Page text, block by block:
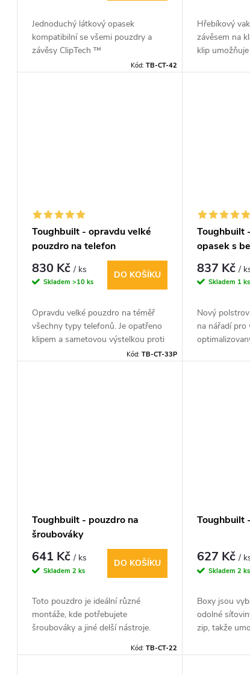
Jednoduchý látkový opasek
kompatibilní se všemi pouzdry a
závěsy ClipTech ™
Kód:TB-CT-42
Hřebíkový
závěsem na
klip
odpojit,
Toughbuilt - opravdu velké
pouzdro na telefon
830 Kč/ ks
Skladem >10 ks
DO KOŠÍKU
Opravdu velké pouzdro na téměř
všechny typy telefonů. Je opatřeno
klipem a sametovou výstelkou proti
Kód:TB-CT-33P
Toughbuilt
opasek s
837 Kč/
Skladem 1 ks
Nový
na nářadí pro
pouzdra s
Toughbuilt - pouzdro na
šroubováky
641 Kč/ ks
Skladem 2 ks
DO KOŠÍKU
Toto pouzdro je ideální různé
montáže, kde potřebujete
šroubováky a jiné delší nástroje.
metr.
Kód:TB-CT-22
Toughbuilt
627 Kč/
Skladem2 ks
Boxy jsou
odolné
zip, takže
se štítky je